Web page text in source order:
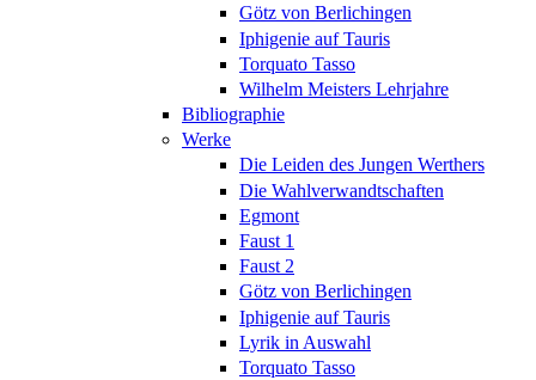
Götz von Berlichingen
Iphigenie auf Tauris
Torquato Tasso
Wilhelm Meisters Lehrjahre
Bibliographie
Werke
Die Leiden des Jungen Werthers
Die Wahlverwandtschaften
Egmont
Faust 1
Faust 2
Götz von Berlichingen
Iphigenie auf Tauris
Lyrik in Auswahl
Torquato Tasso